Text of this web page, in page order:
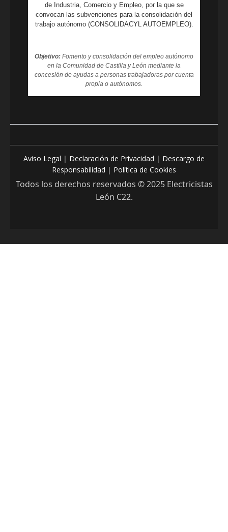
de Industria, Comercio y Empleo, por la que se
convocan las subvenciones para la consolidación del
trabajo autónomo (CONSOLIDACYL AUTOEMPLEO).
Objetivo: Fomento y consolidación del empleo autónomo
en la Comunidad de Castilla y León mediante la
concesión de ayudas a personas trabajadoras por cuenta
propia o autónomos.
Aviso Legal | Declaración de Privacidad | Descargo de
Responsabilidad | Política de Cookies
Todos los derechos reservados © 2025 Electricistas
León C22.